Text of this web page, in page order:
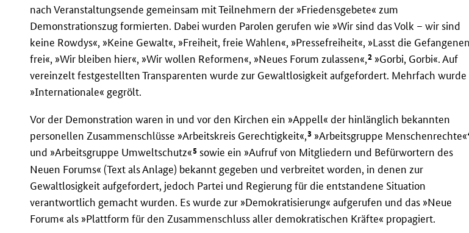
nach Veranstaltungsende gemeinsam mit Teilnehmern der »Friedensgebete« zum
Demonstrationszug formierten. Dabei wurden Parolen gerufen wie »Wir sind das Volk – wir sind
keine Rowdys«, »Keine Gewalt«, »Freiheit, freie Wahlen«, »Pressefreiheit«, »Lasst die Gefangenen
frei«, »Wir bleiben hier«, »Wir wollen Reformen«, »Neues Forum zulassen«,2 »Gorbi, Gorbi«. Auf
vereinzelt festgestellten Transparenten wurde zur Gewaltlosigkeit aufgefordert. Mehrfach wurde
»Internationale« gegrölt.
Vor der Demonstration waren in und vor den Kirchen ein »Appell« der hinlänglich bekannten
personellen Zusammenschlüsse »Arbeitskreis Gerechtigkeit«,3 »Arbeitsgruppe Menschenrechte«
und »Arbeitsgruppe Umweltschutz«5 sowie ein »Aufruf von Mitgliedern und Befürwortern des
Neuen Forums« (Text als Anlage) bekannt gegeben und verbreitet worden, in denen zur
Gewaltlosigkeit aufgefordert, jedoch Partei und Regierung für die entstandene Situation
verantwortlich gemacht wurden. Es wurde zur »Demokratisierung« aufgerufen und das »Neue
Forum« als »Plattform für den Zusammenschluss aller demokratischen Kräfte« propagiert.